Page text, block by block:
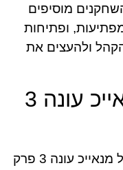
מוסיפים
ופתיחות
ולהעצים את
הצטרפו למונדול מנאייכ עונה 3
הסיפורים המרתקים והמרגשים של מנאייכ עונה 3 פרק